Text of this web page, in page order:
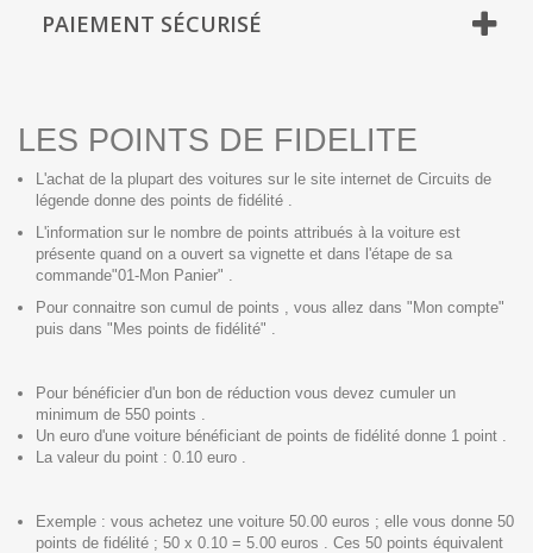
PAIEMENT SÉCURISÉ
LES POINTS DE FIDELITE
L'achat de la plupart des voitures sur le site internet de Circuits de
légende donne des points de fidélité .
L'information sur le nombre de points attribués à la voiture est
présente quand on a ouvert sa vignette et dans l'étape de sa
commande"01-Mon Panier" .
Pour connaitre son cumul de points , vous allez dans "Mon compte"
puis dans "Mes points de fidélité" .
Pour bénéficier d'un bon de réduction vous devez cumuler un
minimum de 550 points .
Un euro d'une voiture bénéficiant de points de fidélité donne 1 point .
La valeur du point : 0.10 euro .
Exemple : vous achetez une voiture 50.00 euros ; elle vous donne 50
points de fidélité ; 50 x 0.10 = 5.00 euros . Ces 50 points équivalent